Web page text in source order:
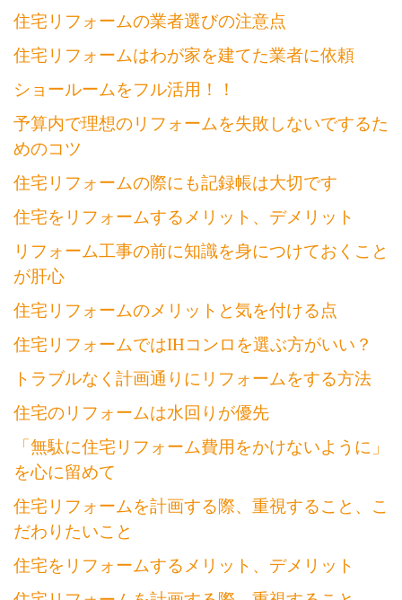
住宅リフォームの業者選びの注意点
住宅リフォームはわが家を建てた業者に依頼
ショールームをフル活用！！
予算内で理想のリフォームを失敗しないでするた
めのコツ
住宅リフォームの際にも記録帳は大切です
住宅をリフォームするメリット、デメリット
リフォーム工事の前に知識を身につけておくこと
が肝心
住宅リフォームのメリットと気を付ける点
住宅リフォームではIHコンロを選ぶ方がいい？
トラブルなく計画通りにリフォームをする方法
住宅のリフォームは水回りが優先
「無駄に住宅リフォーム費用をかけないように」
を心に留めて
住宅リフォームを計画する際、重視すること、こ
だわりたいこと
住宅をリフォームするメリット、デメリット